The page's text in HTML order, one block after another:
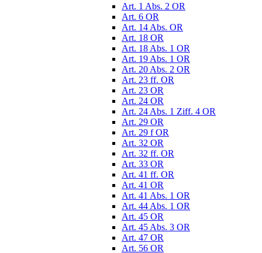
Art. 1 Abs. 2 OR
Art. 6 OR
Art. 14 Abs. OR
Art. 18 OR
Art. 18 Abs. 1 OR
Art. 19 Abs. 1 OR
Art. 20 Abs. 2 OR
Art. 23 ff. OR
Art. 23 OR
Art. 24 OR
Art. 24 Abs. 1 Ziff. 4 OR
Art. 29 OR
Art. 29 f OR
Art. 32 OR
Art. 32 ff. OR
Art. 33 OR
Art. 41 ff. OR
Art. 41 OR
Art. 41 Abs. 1 OR
Art. 44 Abs. 1 OR
Art. 45 OR
Art. 45 Abs. 3 OR
Art. 47 OR
Art. 56 OR